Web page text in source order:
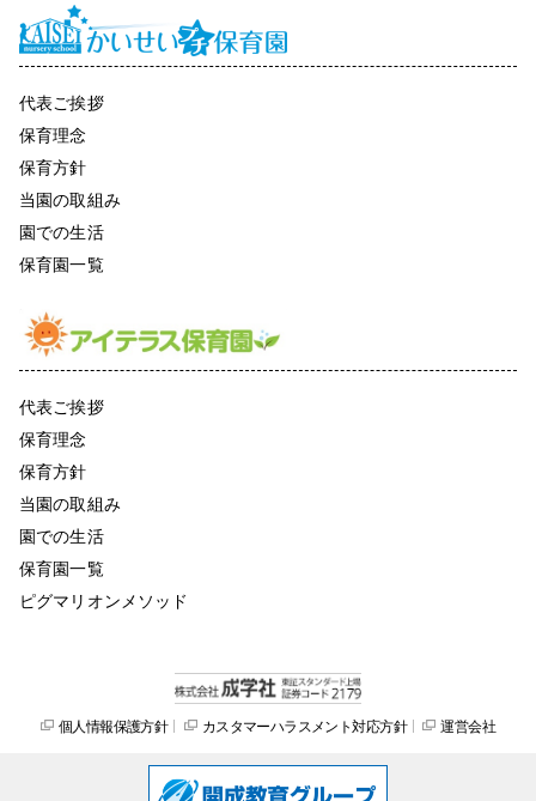
代表ご挨拶
保育理念
保育方針
当園の取組み
園での生活
保育園一覧
代表ご挨拶
保育理念
保育方針
当園の取組み
園での生活
保育園一覧
ピグマリオンメソッド
個人情報保護方針 カスタマーハラスメント対応方針 運営会社